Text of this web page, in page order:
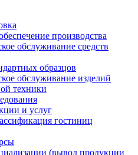
производства
обслуживание средств
образцов
обслуживание изделий
техники
и услуг
гостиниц
(вывод продукции